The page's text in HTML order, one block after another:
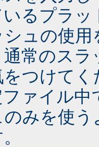
るプラ
シュの使
通常のス
をつけて
ァイル
のみを使